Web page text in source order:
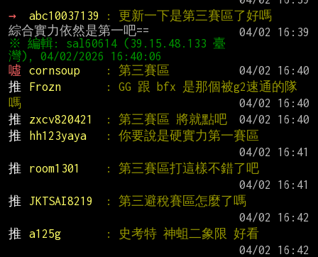
→
abc10037139
: 更新一下是第三賽區了好嗎
※ 編輯: sal60614 (39.15.48.133 臺
噓
cornsoup : 第三賽區
推
Frozn
: GG 跟 bfx 是那個被g2速通的隊
嗎
推
zxcv820421 : 第三賽區 將就點吧
推
hh123yaya
: 你要說是硬實力第一賽區
推
room1301
: 第三賽區打這樣不錯了吧
推
JKTSAI8219
: 第三避稅賽區怎麼了嗎
推
a125g
: 史考特 神蛆二象限 好看